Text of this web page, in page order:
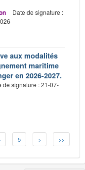
Date de signature :
aux modalités
maritime
en 2026-2027.
de signature : 21-07-
5 > >>